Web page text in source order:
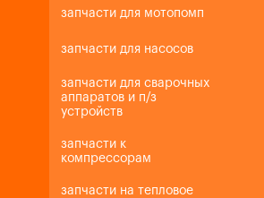
запчасти для мотопомп
запчасти для насосов
запчасти для сварочных
аппаратов и п/з
устройств
запчасти к
компрессорам
запчасти на тепловое